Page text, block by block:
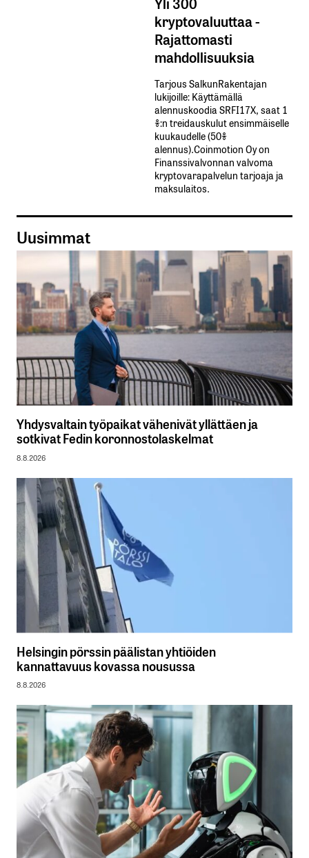
kryptovaluuttaa -
Rajattomasti
mahdollisuuksia
Tarjous SalkunRakentajan
lukijoille: Käyttämällä​ ​
alennuskoodia​ ​SRFI17X,​ ​saat​ ​1
%:n treidauskulut​ ​ensimmäiselle​ ​
kuukaudelle​ ​(50%​ ​
alennus).Coinmotion Oy on
Finanssivalvonnan valvoma
kryptovarapalvelun tarjoaja ja
maksulaitos.
Uusimmat
Yhdysvaltain työpaikat vähenivät yllättäen ja
sotkivat Fedin koronnostolaskelmat
8.8.2026
Helsingin pörssin päälistan yhtiöiden
kannattavuus kovassa nousussa
8.8.2026